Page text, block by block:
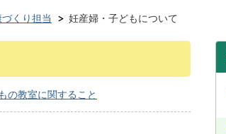
くり担当 妊産婦・子どもについて
の教室に関すること